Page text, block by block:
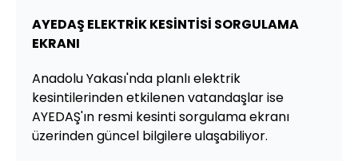
AYEDAŞ ELEKTRİK KESİNTİSİ SORGULAMA
EKRANI
Anadolu Yakası'nda planlı elektrik
kesintilerinden etkilenen vatandaşlar ise
AYEDAŞ'ın resmi kesinti sorgulama ekranı
üzerinden güncel bilgilere ulaşabiliyor.